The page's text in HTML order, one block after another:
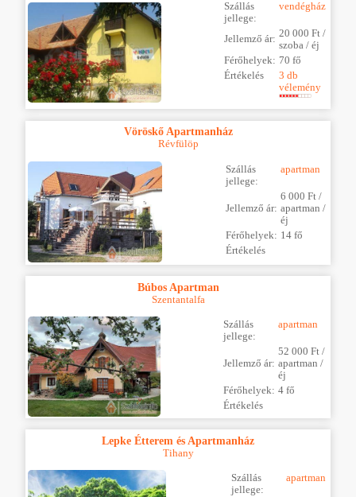
Szállás
jellege:
vendégház
Jellemző ár: 20 000 Ft /
szoba / éj
Férőhelyek: 70 fő
Értékelés
3 db
vélemény
Vöröskő Apartmanház
Révfülöp
Szállás
jellege:
apartman
Jellemző ár:
6 000 Ft /
apartman /
éj
Férőhelyek: 14 fő
Értékelés
Búbos Apartman
Szentantalfa
Szállás
jellege:
apartman
Jellemző ár:
52 000 Ft /
apartman /
éj
Férőhelyek: 4 fő
Értékelés
Lepke Étterem és Apartmanház
Tihany
Szállás
jellege:
apartman